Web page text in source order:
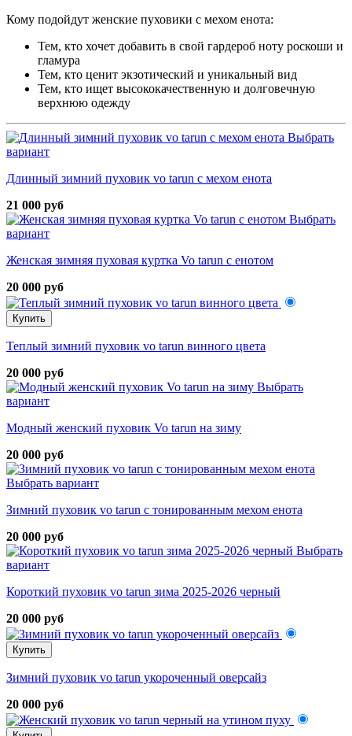
Кому подойдут женские пуховики с мехом енота:
Тем, кто хочет добавить в свой гардероб ноту роскоши и
гламура
Тем, кто ценит экзотический и уникальный вид
Тем, кто ищет высококачественную и долговечную
верхнюю одежду
Выбрать
вариант
Длинный зимний пуховик vo tarun с мехом енота
21 000 руб
Выбрать
вариант
Женская зимняя пуховая куртка Vo tarun с енотом
20 000 руб
Купить
Теплый зимний пуховик vo tarun винного цвета
20 000 руб
Выбрать
вариант
Модный женский пуховик Vo tarun на зиму
20 000 руб
Выбрать вариант
Зимний пуховик vo tarun с тонированным мехом енота
20 000 руб
Выбрать
вариант
Короткий пуховик vo tarun зима 2025-2026 черный
20 000 руб
Купить
Зимний пуховик vo tarun укороченный оверсайз
20 000 руб